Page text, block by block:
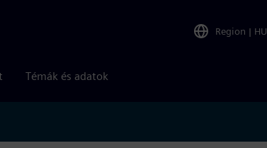
Region | HU
Témák és adatok